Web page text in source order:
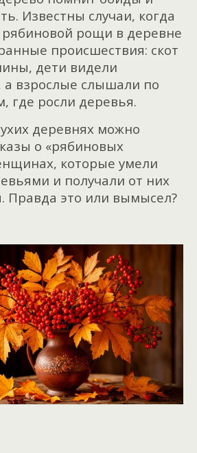
Известны случаи, когда
рябиновой рощи в деревне
происшествия: скот
дети видели
взрослые слышали по
где росли деревья.
деревнях можно
о «рябиновых
которые умели
и получали от них
Правда это или вымысел?